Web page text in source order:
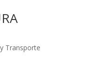
Transporte